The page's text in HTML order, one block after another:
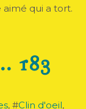
qui a tort.
183
, #Clin d'oeil,